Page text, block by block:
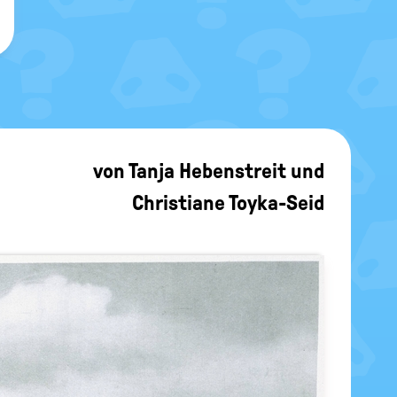
vonTanja Hebenstreit und
Christiane Toyka-Seid